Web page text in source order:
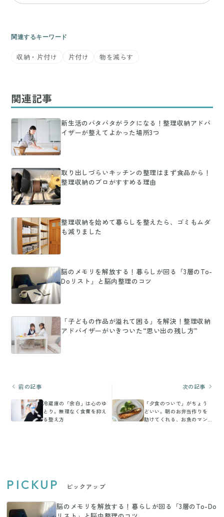
関連するキーワード
収納・片付け 片付け 物を減らす
関連記事
新生活のバタバタがラクになる！整理収納アドバ
イザーが整えてよかった場所3つ
取り出しづらいキッチンの整理はまず食品から！
整理収納のプロがすすめる理由
整理収納を始めて暮らしを整えたら、ゴミもムダ
も減りました
脳のメモリを解放する！暮らしが回る「3層のTo-
Doリスト」と脳内整理のコツ
「子どもの作品が溢れて困る」を解決！整理収納
アドバイザーがいきついた“思い出の残し方”
前の記事
冷蔵庫の「余白」は心のゆ
とり。無理なく食費を抑え
る整え方
次の記事
「夕食のついで」がちょう
どいい。朝のお弁当作りを
助けてくれる、お魚のマン
PICKUP ピックアップ
脳のメモリを解放する！暮らしが回る「3層のTo-Do